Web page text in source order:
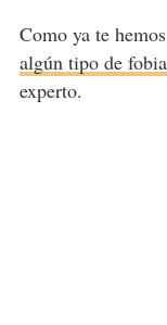
Como ya te
algún tipo de fobia
experto.